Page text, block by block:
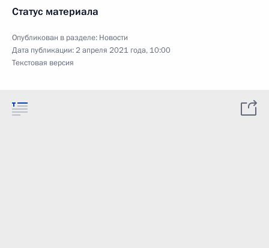
Статус материала
Опубликован в разделе: Новости
Дата публикации:2 апреля 2021 года, 10:00
Текстовая версия